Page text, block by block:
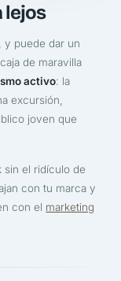
lejos
y puede dar un
de maravilla
activo: la
excursión,
joven que
sin el ridículo de
con tu marca y
con el marketing